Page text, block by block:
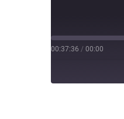
00:00
/
00:37:36